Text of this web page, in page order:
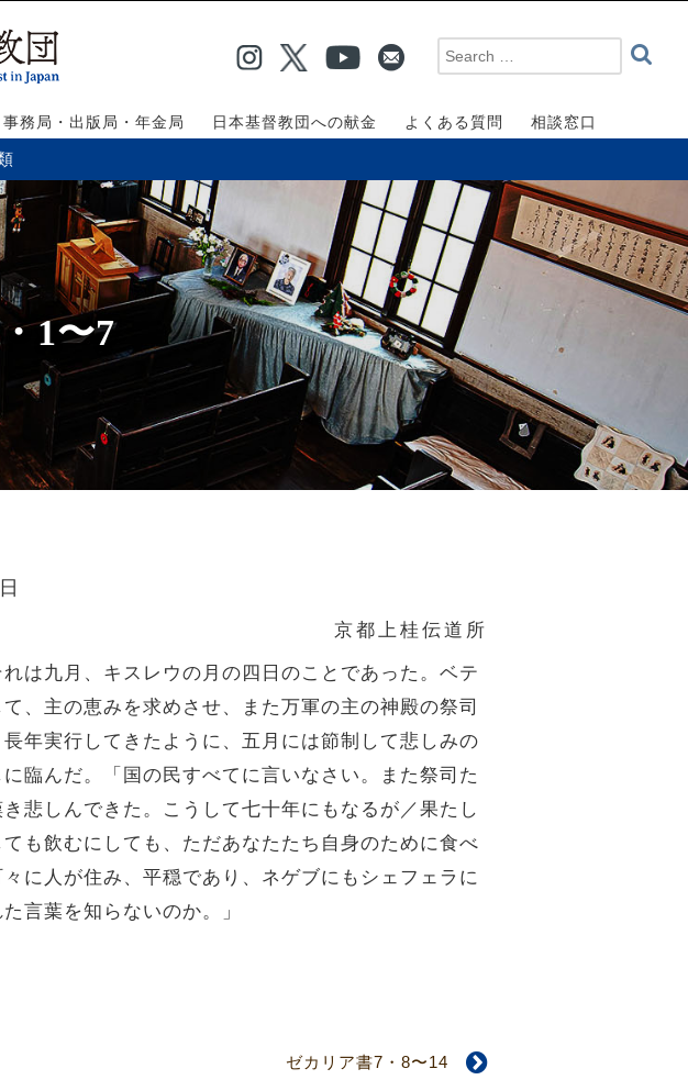
事務局・出版局・年金局 日本基督教団への献金 よくある質問 相談窓口
1〜7
京都上桂伝道所
は九月、キスレウの月の四日のことであった。ベテ
、主の恵みを求めさせ、また万軍の主の神殿の祭司
年実行してきたように、五月には節制して悲しみの
臨んだ。「国の民すべてに言いなさい。また祭司た
悲しんできた。こうして七十年にもなるが／果たし
も飲むにしても、ただあなたたち自身のために食べ
に人が住み、平穏であり、ネゲブにもシェフェラに
言葉を知らないのか。」
ゼカリア書7・8〜14